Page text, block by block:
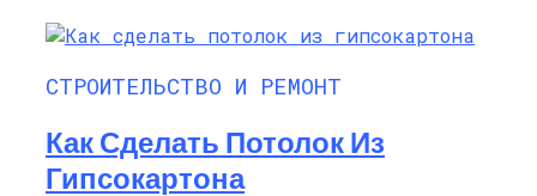
СТРОИТЕЛЬСТВО И РЕМОНТ
Как Сделать Потолок Из
Гипсокартона